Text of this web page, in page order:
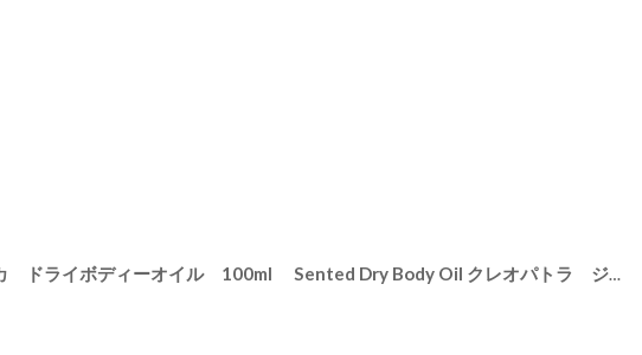
HEU-SET 【TOCCA】トッカ ドライボディーオイル 100ml Sented Dry Body Oil クレオパトラ ジュリエッタ ステラ フローレンス アメリカ製 Cleopatra Giulietta Stella Bianca Florence Simone